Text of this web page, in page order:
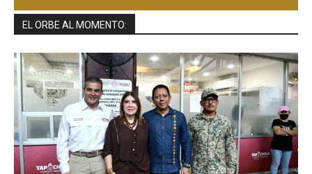
EL ORBE AL MOMENTO: